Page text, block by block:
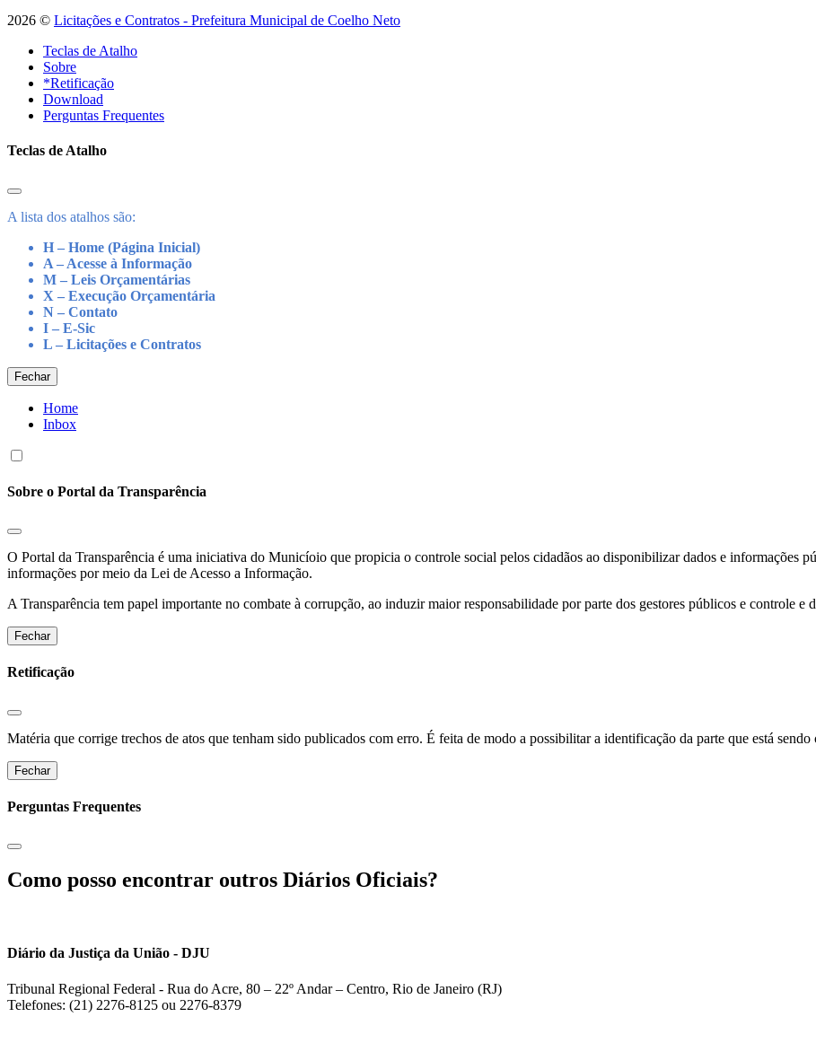
2026 © Licitações e Contratos - Prefeitura Municipal de Coelho Neto
Teclas de Atalho
Sobre
*Retificação
Download
Perguntas Frequentes
Teclas de Atalho
A lista dos atalhos são:
H – Home (Página Inicial)
A – Acesse à Informação
M – Leis Orçamentárias
X – Execução Orçamentária
N – Contato
I – E-Sic
L – Licitações e Contratos
Fechar
Home
Inbox
Sobre o Portal da Transparência
O Portal da Transparência é uma iniciativa do Municíoio que propicia o controle social pelos cidadãos ao disponibilizar dados e informações
informações por meio da Lei de Acesso a Informação.
A Transparência tem papel importante no combate à corrupção, ao induzir maior responsabilidade por parte dos gestores públicos e controle e
Fechar
Retificação
Matéria que corrige trechos de atos que tenham sido publicados com erro. É feita de modo a possibilitar a identificação da parte que está
Fechar
Perguntas Frequentes
Como posso encontrar outros Diários Oficiais?
Diário da Justiça da União - DJU
Tribunal Regional Federal - Rua do Acre, 80 – 22º Andar – Centro, Rio de Janeiro (RJ)
Telefones: (21) 2276-8125 ou 2276-8379